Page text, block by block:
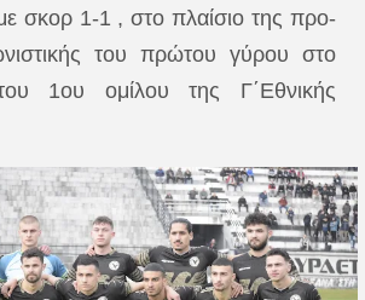
σκορ 1-1 , στο πλαίσιο της προ-
του πρώτου γύρου στο
1ου ομίλου της Γ΄Εθνικής